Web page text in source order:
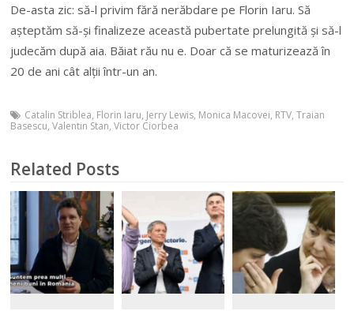
De-asta zic: să-l privim fără nerăbdare pe Florin Iaru. Să
așteptăm să-și finalizeze această pubertate prelungită și să-l
judecăm după aia. Băiat rău nu e. Doar că se maturizează în
20 de ani cât alții într-un an.
Catalin Striblea, Florin Iaru, Jerry Lewis, Monica Macovei, RTV,Traian
Basescu,Valentin Stan,Victor Ciorbea
Related Posts